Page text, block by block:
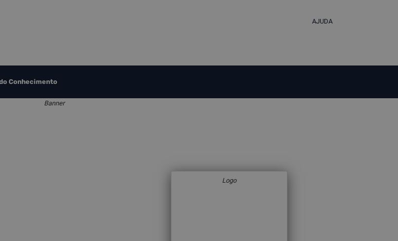
AJUDA
Conhecimento
Banner
Logo